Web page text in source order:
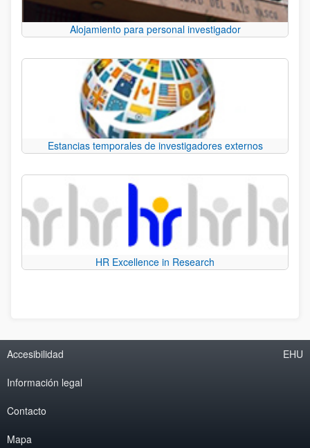
Alojamiento para personal investigador
Estancias temporales de investigadores externos
HR Excellence in Research
Accesibilidad
Información legal
Contacto
Mapa
EHU